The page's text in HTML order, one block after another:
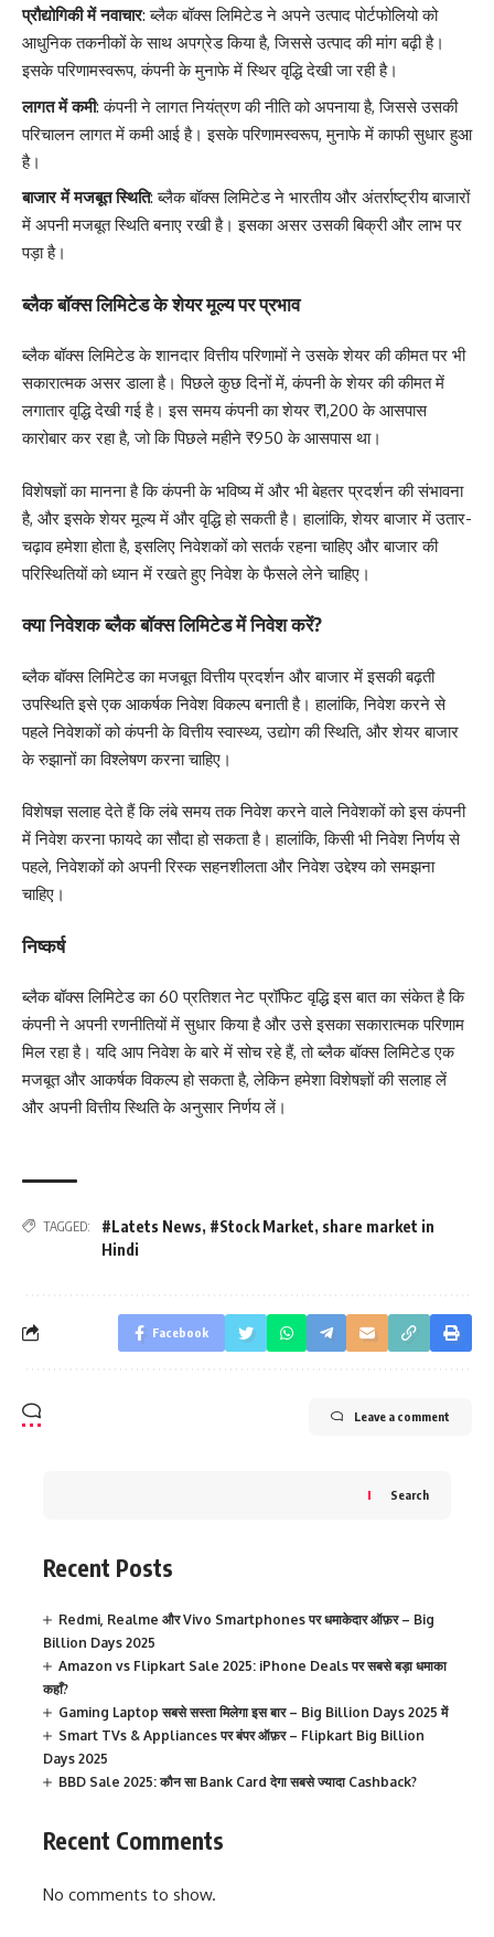
प्रौद्योगिकी में नवाचार: ब्लैक बॉक्स लिमिटेड ने अपने उत्पाद पोर्टफोलियो को
आधुनिक तकनीकों के साथ अपग्रेड किया है, जिससे उत्पाद की मांग बढ़ी है।
इसके परिणामस्वरूप, कंपनी के मुनाफे में स्थिर वृद्धि देखी जा रही है।
लागत में कमी: कंपनी ने लागत नियंत्रण की नीति को अपनाया है, जिससे उसकी
परिचालन लागत में कमी आई है। इसके परिणामस्वरूप, मुनाफे में काफी सुधार हुआ
है।
बाजार में मजबूत स्थिति: ब्लैक बॉक्स लिमिटेड ने भारतीय और अंतर्राष्ट्रीय बाजारों
में अपनी मजबूत स्थिति बनाए रखी है। इसका असर उसकी बिक्री और लाभ पर
पड़ा है।
ब्लैक बॉक्स लिमिटेड के शेयर मूल्य पर प्रभाव
ब्लैक बॉक्स लिमिटेड के शानदार वित्तीय परिणामों ने उसके शेयर की कीमत पर भी
सकारात्मक असर डाला है। पिछले कुछ दिनों में, कंपनी के शेयर की कीमत में
लगातार वृद्धि देखी गई है। इस समय कंपनी का शेयर ₹1,200 के आसपास
कारोबार कर रहा है, जो कि पिछले महीने ₹950 के आसपास था।
विशेषज्ञों का मानना है कि कंपनी के भविष्य में और भी बेहतर प्रदर्शन की संभावना
है, और इसके शेयर मूल्य में और वृद्धि हो सकती है। हालांकि, शेयर बाजार में उतार-
चढ़ाव हमेशा होता है, इसलिए निवेशकों को सतर्क रहना चाहिए और बाजार की
परिस्थितियों को ध्यान में रखते हुए निवेश के फैसले लेने चाहिए।
क्या निवेशक ब्लैक बॉक्स लिमिटेड में निवेश करें?
ब्लैक बॉक्स लिमिटेड का मजबूत वित्तीय प्रदर्शन और बाजार में इसकी बढ़ती
उपस्थिति इसे एक आकर्षक निवेश विकल्प बनाती है। हालांकि, निवेश करने से
पहले निवेशकों को कंपनी के वित्तीय स्वास्थ्य, उद्योग की स्थिति, और शेयर बाजार
के रुझानों का विश्लेषण करना चाहिए।
विशेषज्ञ सलाह देते हैं कि लंबे समय तक निवेश करने वाले निवेशकों को इस कंपनी
में निवेश करना फायदे का सौदा हो सकता है। हालांकि, किसी भी निवेश निर्णय से
पहले, निवेशकों को अपनी रिस्क सहनशीलता और निवेश उद्देश्य को समझना
चाहिए।
निष्कर्ष
ब्लैक बॉक्स लिमिटेड का 60 प्रतिशत नेट प्रॉफिट वृद्धि इस बात का संकेत है कि
कंपनी ने अपनी रणनीतियों में सुधार किया है और उसे इसका सकारात्मक परिणाम
मिल रहा है। यदि आप निवेश के बारे में सोच रहे हैं, तो ब्लैक बॉक्स लिमिटेड एक
मजबूत और आकर्षक विकल्प हो सकता है, लेकिन हमेशा विशेषज्ञों की सलाह लें
और अपनी वित्तीय स्थिति के अनुसार निर्णय लें।
TAGGED: #Latets News, #Stock Market, share market in
Hindi
Facebook
Leave a comment
Search
Recent Posts
Redmi, Realme और Vivo Smartphones पर धमाकेदार ऑफ़र – Big
Billion Days 2025
Amazon vs Flipkart Sale 2025: iPhone Deals पर सबसे बड़ा धमाका
कहाँ?
Gaming Laptop सबसे सस्ता मिलेगा इस बार – Big Billion Days 2025 में
Smart TVs & Appliances पर बंपर ऑफ़र – Flipkart Big Billion
Days 2025
BBD Sale 2025: कौन सा Bank Card देगा सबसे ज्यादा Cashback?
Recent Comments
No comments to show.